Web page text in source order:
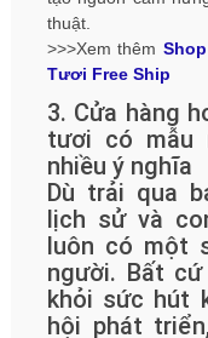
thuật.
>>>Xem thêm
Tươi Free Ship
3. Cửa hàng
tươi có mẫu
nhiều ý nghĩa
Dù trải qua
lịch sử và
luôn có một
người. Bất
khỏi sức hút
hội phát